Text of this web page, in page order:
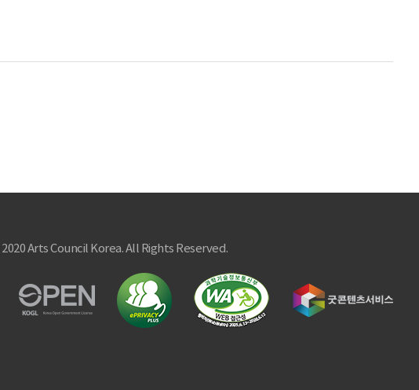
Arts Council Korea. All Rights Reserved.